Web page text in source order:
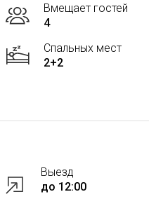
Вмещает гостей
4
Спальных мест
2+2
Выезд
до 12:00